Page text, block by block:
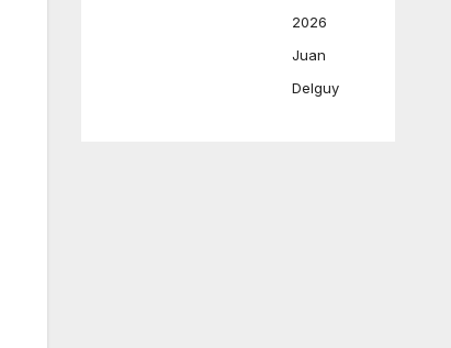
2026
Juan
Delguy